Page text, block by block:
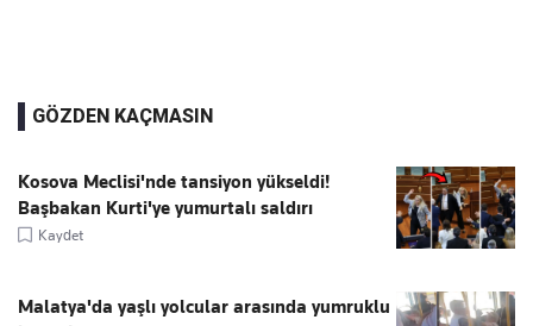
GÖZDEN KAÇMASIN
Kosova Meclisi'nde tansiyon yükseldi!
Başbakan Kurti'ye yumurtalı saldırı
Kaydet
Malatya'da yaşlı yolcular arasında yumruklu